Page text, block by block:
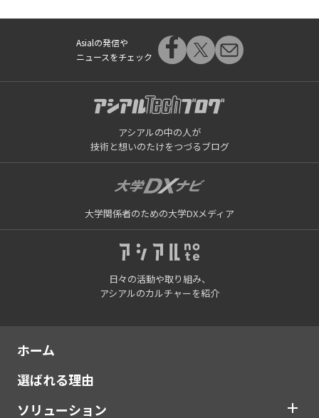
Asialの発信や
ニュースをチェック
アシアルの中の人が
技術と想いのたけをつづるブログ
大学関係者のための大学DXメディア
日々の活動や取り組み、
アシアルのカルチャーを紹介
ホーム
選ばれる理由
ソリューション